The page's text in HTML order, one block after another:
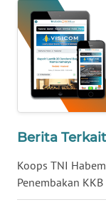
Berita Terkait
Koops TNI
Penembakan
WN
BABEL
WN
SUMBAR
SUMSEL
WN